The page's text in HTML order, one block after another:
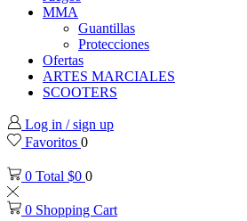
MMA
Guantillas
Protecciones
Ofertas
ARTES MARCIALES
SCOOTERS
Log in / sign up
Favoritos 0
0 Total $0 0
0 Shopping Cart